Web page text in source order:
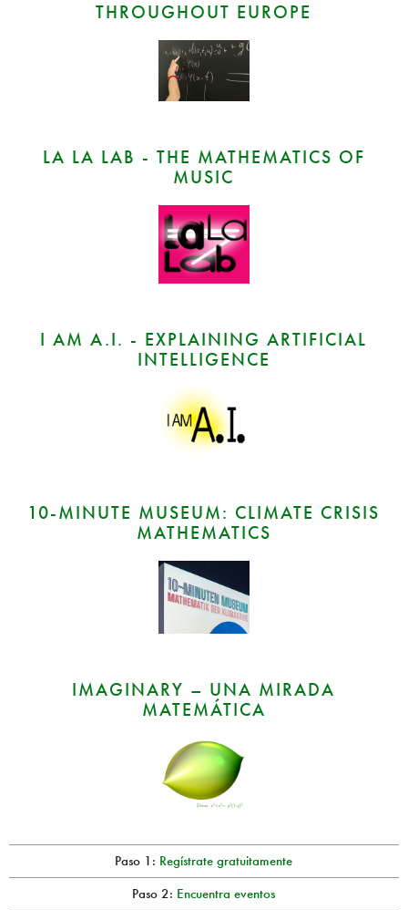
THROUGHOUT EUROPE
LA LA LAB - THE MATHEMATICS OF
MUSIC
I AM A.I. - EXPLAINING ARTIFICIAL
INTELLIGENCE
10‑MINUTE MUSEUM: CLIMATE CRISIS
MATHEMATICS
IMAGINARY – UNA MIRADA
MATEMÁTICA
Paso 1: Regístrate gratuitamente
Paso 2: Encuentra eventos